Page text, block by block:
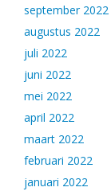
september 2022
augustus 2022
juli 2022
juni 2022
mei 2022
april 2022
maart 2022
februari 2022
januari 2022